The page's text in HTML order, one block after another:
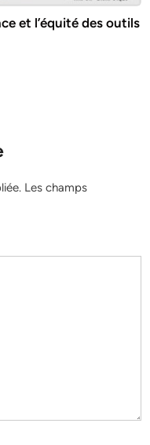
et l’équité des outils
Les champs